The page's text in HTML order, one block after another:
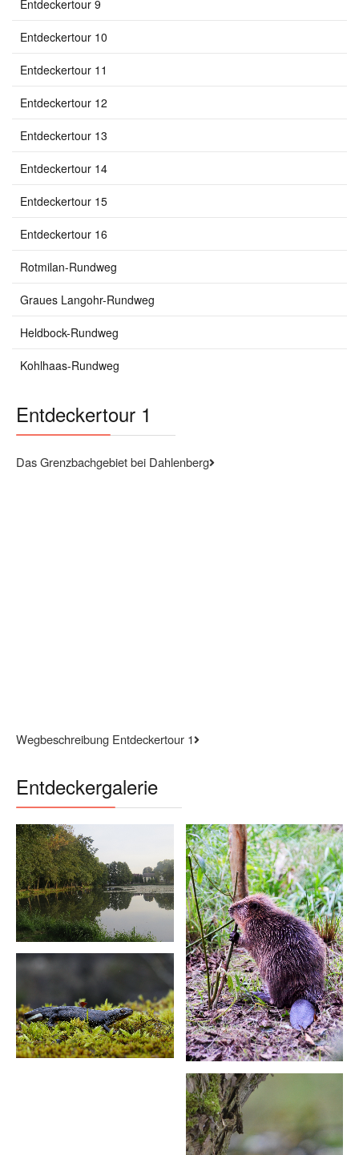
Entdeckertour 9
Entdeckertour 10
Entdeckertour 11
Entdeckertour 12
Entdeckertour 13
Entdeckertour 14
Entdeckertour 15
Entdeckertour 16
Rotmilan-Rundweg
Graues Langohr-Rundweg
Heldbock-Rundweg
Kohlhaas-Rundweg
Entdeckertour 1
Das Grenzbachgebiet bei Dahlenberg
Wegbeschreibung Entdeckertour 1
Entdeckergalerie